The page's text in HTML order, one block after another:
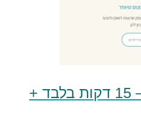
הדרכה חינמית – 15 דקות בלבד +